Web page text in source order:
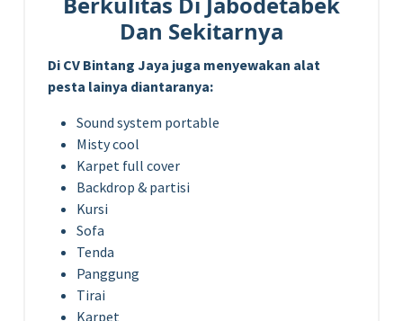
Dan Sekitarnya
Di CV Bintang Jaya juga menyewakan alat
pesta lainya diantaranya:
Sound system portable
Misty cool
Karpet full cover
Backdrop & partisi
Kursi
Sofa
Tenda
Panggung
Tirai
Karpet